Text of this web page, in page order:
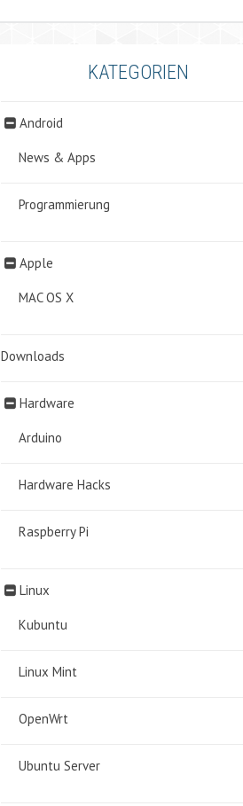
KATEGORIEN
Android
News & Apps
Programmierung
Apple
MAC OS X
Downloads
Hardware
Arduino
Hardware Hacks
Raspberry Pi
Linux
Kubuntu
Linux Mint
OpenWrt
Ubuntu Server